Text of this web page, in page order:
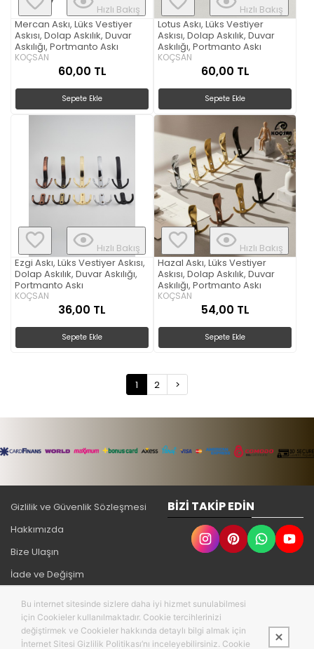
Hızlı Bakış
Mercan Askı, Lüks Vestiyer
Askısı, Dolap Askılık, Duvar
Askılığı, Portmanto Askı
KOÇSAN
60,00 TL
Sepete Ekle
Hızlı Bakış
Lotus Askı, Lüks Vestiyer
Askısı, Dolap Askılık, Duvar
Askılığı, Portmanto Askı
KOÇSAN
60,00 TL
Sepete Ekle
Hızlı Bakış
Ezgi Askı, Lüks Vestiyer Askısı,
Dolap Askılık, Duvar Askılığı,
Portmanto Askı
KOÇSAN
36,00 TL
Sepete Ekle
Hızlı Bakış
Hazal Askı, Lüks Vestiyer
Askısı, Dolap Askılık, Duvar
Askılığı, Portmanto Askı
KOÇSAN
54,00 TL
Sepete Ekle
1 2 >
Gizlilik ve Güvenlik Sözleşmesi
Hakkımızda
Bize Ulaşın
İade ve Değişim
BIZI TAKIP EDIN
Bu internet sitesinde sizlere daha iyi hizmet sunulabilmesi
için Cookieler kullanılmaktadır. Cookie tercihlerinizi
değiştirmek ve Cookieler hakkında detaylı bilgi almak için
İnternet Sitesi Gizlilik Politikası’nı inceleyebilirsiniz. Cookie